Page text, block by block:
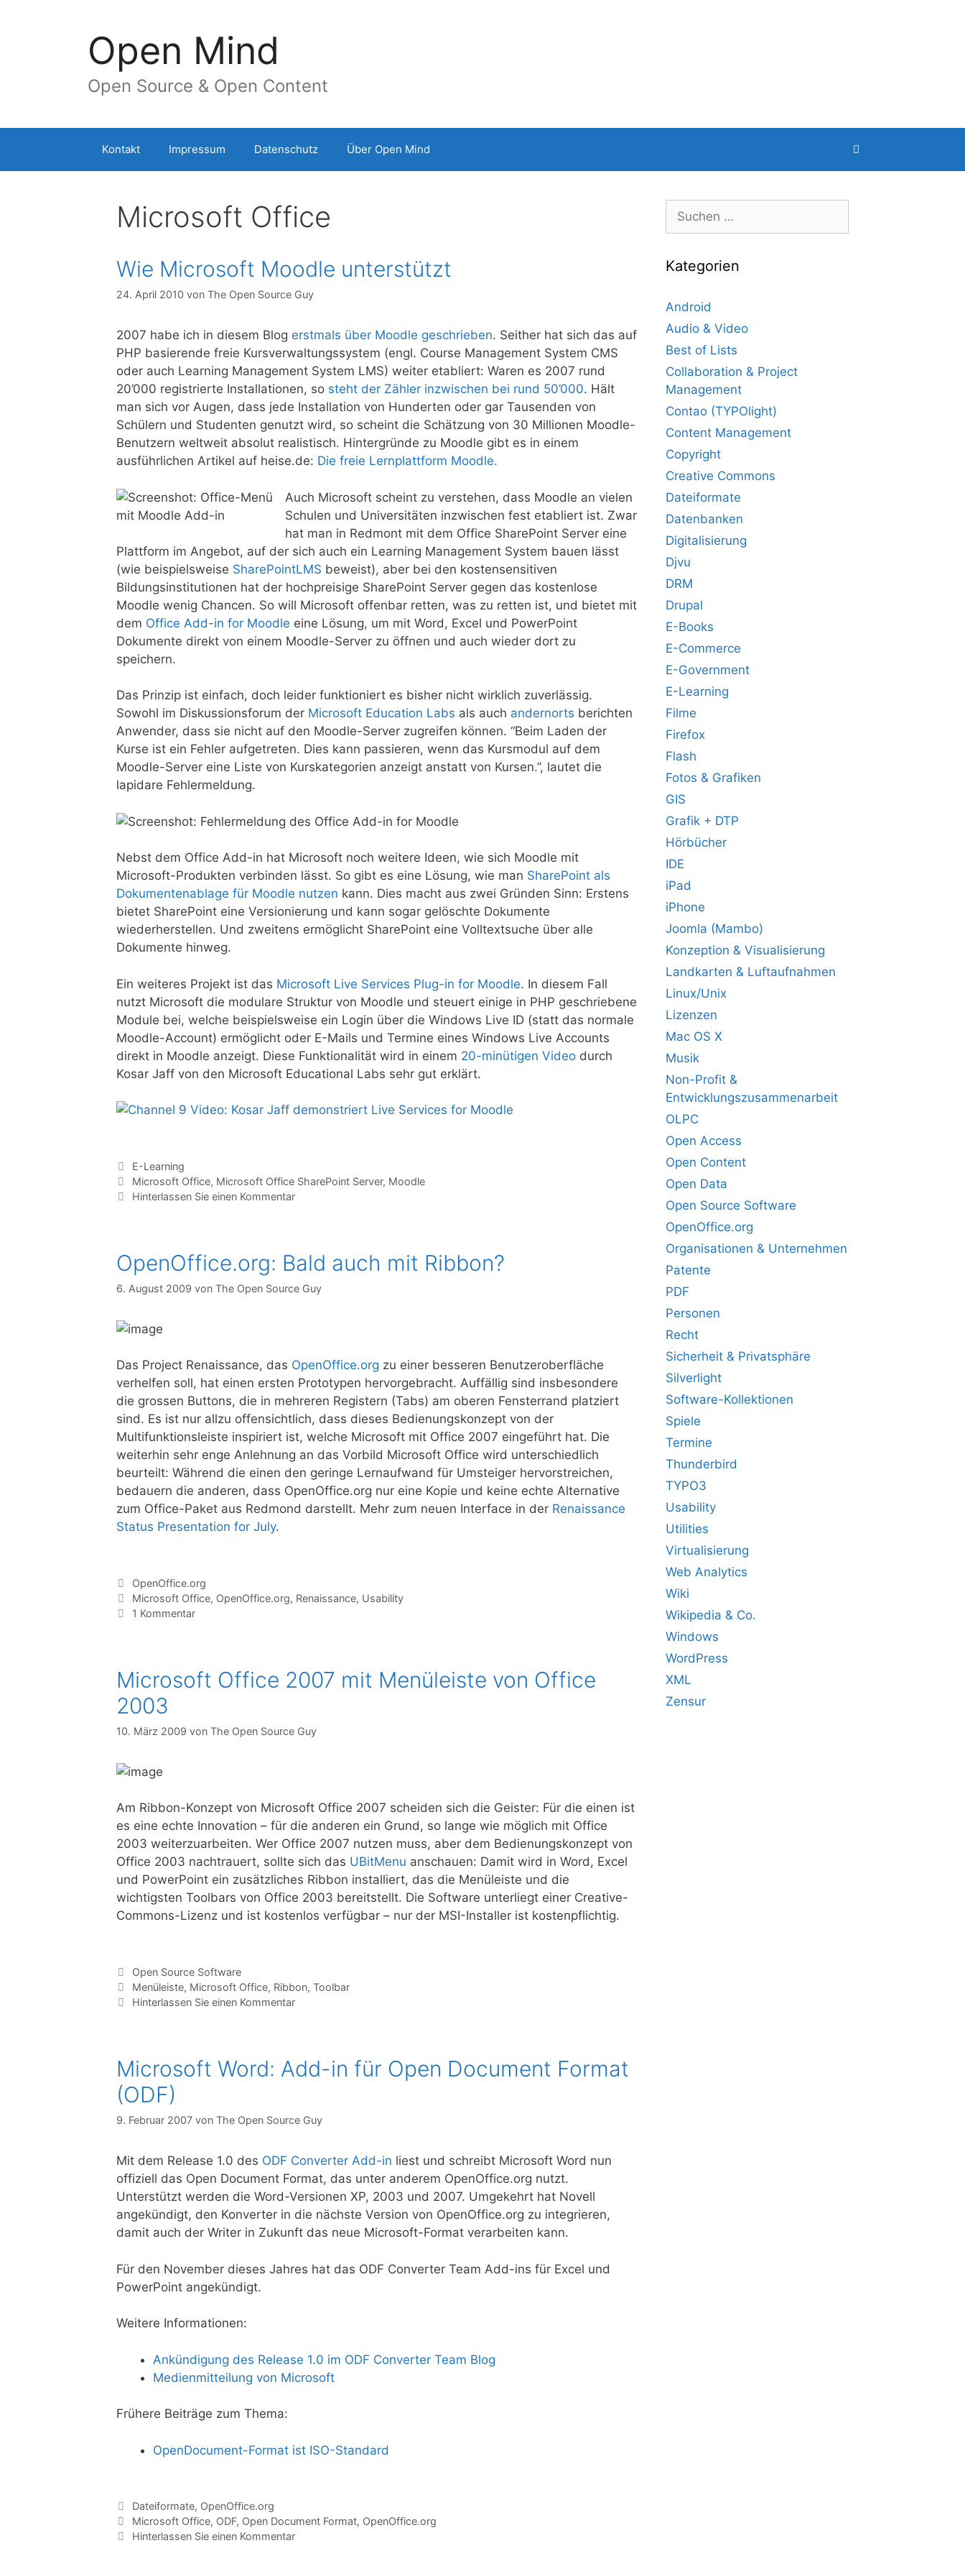
Open Mind
Open Source & Open Content
Kontakt Impressum Datenschutz Über Open Mind
Microsoft Office
Wie Microsoft Moodle unterstützt
24. April 2010 von The Open Source Guy
2007 habe ich in diesem Blog erstmals über Moodle geschrieben. Seither hat sich das auf
PHP basierende freie Kursverwaltungssystem (engl. Course Management System CMS
oder auch Learning Management System LMS) weiter etabliert: Waren es 2007 rund
20’000 registrierte Installationen, so steht der Zähler inzwischen bei rund 50’000. Hält
man sich vor Augen, dass jede Installation von Hunderten oder gar Tausenden von
Schülern und Studenten genutzt wird, so scheint die Schätzung von 30 Millionen Moodle-
Benutzern weltweit absolut realistisch. Hintergründe zu Moodle gibt es in einem
ausführlichen Artikel auf heise.de: Die freie Lernplattform Moodle.
Auch Microsoft scheint zu verstehen, dass Moodle an vielen
Schulen und Universitäten inzwischen fest etabliert ist. Zwar
hat man in Redmont mit dem Office SharePoint Server eine
Plattform im Angebot, auf der sich auch ein Learning Management System bauen lässt
(wie beispielsweise SharePointLMS beweist), aber bei den kostensensitiven
Bildungsinstitutionen hat der hochpreisige SharePoint Server gegen das kostenlose
Moodle wenig Chancen. So will Microsoft offenbar retten, was zu retten ist, und bietet mit
dem Office Add-in for Moodle eine Lösung, um mit Word, Excel und PowerPoint
Dokumente direkt von einem Moodle-Server zu öffnen und auch wieder dort zu
speichern.
Das Prinzip ist einfach, doch leider funktioniert es bisher nicht wirklich zuverlässig.
Sowohl im Diskussionsforum der Microsoft Education Labs als auch andernorts berichten
Anwender, dass sie nicht auf den Moodle-Server zugreifen können. “Beim Laden der
Kurse ist ein Fehler aufgetreten. Dies kann passieren, wenn das Kursmodul auf dem
Moodle-Server eine Liste von Kurskategorien anzeigt anstatt von Kursen.”, lautet die
lapidare Fehlermeldung.
Nebst dem Office Add-in hat Microsoft noch weitere Ideen, wie sich Moodle mit
Microsoft-Produkten verbinden lässt. So gibt es eine Lösung, wie man SharePoint als
Dokumentenablage für Moodle nutzen kann. Dies macht aus zwei Gründen Sinn: Erstens
bietet SharePoint eine Versionierung und kann sogar gelöschte Dokumente
wiederherstellen. Und zweitens ermöglicht SharePoint eine Volltextsuche über alle
Dokumente hinweg.
Ein weiteres Projekt ist das Microsoft Live Services Plug-in for Moodle. In diesem Fall
nutzt Microsoft die modulare Struktur von Moodle und steuert einige in PHP geschriebene
Module bei, welche beispielsweise ein Login über die Windows Live ID (statt das normale
Moodle-Account) ermöglicht oder E-Mails und Termine eines Windows Live Accounts
direkt in Moodle anzeigt. Diese Funktionalität wird in einem 20-minütigen Video durch
Kosar Jaff von den Microsoft Educational Labs sehr gut erklärt.
Kategorien
E-Learning
Tags
Microsoft Office, Microsoft Office SharePoint Server, Moodle
Hinterlassen Sie einen Kommentar
OpenOffice.org: Bald auch mit Ribbon?
6. August 2009 von The Open Source Guy
Das Project Renaissance, das OpenOffice.org zu einer besseren Benutzeroberfläche
verhelfen soll, hat einen ersten Prototypen hervorgebracht. Auffällig sind insbesondere
die grossen Buttons, die in mehreren Registern (Tabs) am oberen Fensterrand platziert
sind. Es ist nur allzu offensichtlich, dass dieses Bedienungskonzept von der
Multifunktionsleiste inspiriert ist, welche Microsoft mit Office 2007 eingeführt hat. Die
weiterhin sehr enge Anlehnung an das Vorbild Microsoft Office wird unterschiedlich
beurteilt: Während die einen den geringe Lernaufwand für Umsteiger hervorstreichen,
bedauern die anderen, dass OpenOffice.org nur eine Kopie und keine echte Alternative
zum Office-Paket aus Redmond darstellt. Mehr zum neuen Interface in der Renaissance
Status Presentation for July.
Kategorien
OpenOffice.org
Tags
Microsoft Office, OpenOffice.org, Renaissance, Usability
1 Kommentar
Microsoft Office 2007 mit Menüleiste von Office
2003
10. März 2009 von The Open Source Guy
Am Ribbon-Konzept von Microsoft Office 2007 scheiden sich die Geister: Für die einen ist
es eine echte Innovation – für die anderen ein Grund, so lange wie möglich mit Office
2003 weiterzuarbeiten. Wer Office 2007 nutzen muss, aber dem Bedienungskonzept von
Office 2003 nachtrauert, sollte sich das UBitMenu anschauen: Damit wird in Word, Excel
und PowerPoint ein zusätzliches Ribbon installiert, das die Menüleiste und die
wichtigsten Toolbars von Office 2003 bereitstellt. Die Software unterliegt einer Creative-
Commons-Lizenz und ist kostenlos verfügbar – nur der MSI-Installer ist kostenpflichtig.
Kategorien
Open Source Software
Tags
Menüleiste, Microsoft Office, Ribbon, Toolbar
Hinterlassen Sie einen Kommentar
Microsoft Word: Add-in für Open Document Format
(ODF)
9. Februar 2007 von The Open Source Guy
Mit dem Release 1.0 des ODF Converter Add-in liest und schreibt Microsoft Word nun
offiziell das Open Document Format, das unter anderem OpenOffice.org nutzt.
Unterstützt werden die Word-Versionen XP, 2003 und 2007. Umgekehrt hat Novell
angekündigt, den Konverter in die nächste Version von OpenOffice.org zu integrieren,
damit auch der Writer in Zukunft das neue Microsoft-Format verarbeiten kann.
Für den November dieses Jahres hat das ODF Converter Team Add-ins für Excel und
PowerPoint angekündigt.
Weitere Informationen:
Ankündigung des Release 1.0 im ODF Converter Team Blog
Medienmitteilung von Microsoft
Frühere Beiträge zum Thema:
OpenDocument-Format ist ISO-Standard
Kategorien
Dateiformate, OpenOffice.org
Tags
Microsoft Office, ODF, Open Document Format, OpenOffice.org
Hinterlassen Sie einen Kommentar
Suche
nach:
Kategorien
Android
Audio & Video
Best of Lists
Collaboration & Project
Management
Contao (TYPOlight)
Content Management
Copyright
Creative Commons
Dateiformate
Datenbanken
Digitalisierung
Djvu
DRM
Drupal
E-Books
E-Commerce
E-Government
E-Learning
Filme
Firefox
Flash
Fotos & Grafiken
GIS
Grafik + DTP
Hörbücher
IDE
iPad
iPhone
Joomla (Mambo)
Konzeption & Visualisierung
Landkarten & Luftaufnahmen
Linux/Unix
Lizenzen
Mac OS X
Musik
Non-Profit &
Entwicklungszusammenarbeit
OLPC
Open Access
Open Content
Open Data
Open Source Software
OpenOffice.org
Organisationen & Unternehmen
Patente
PDF
Personen
Recht
Sicherheit & Privatsphäre
Silverlight
Software-Kollektionen
Spiele
Termine
Thunderbird
TYPO3
Usability
Utilities
Virtualisierung
Web Analytics
Wiki
Wikipedia & Co.
Windows
WordPress
XML
Zensur